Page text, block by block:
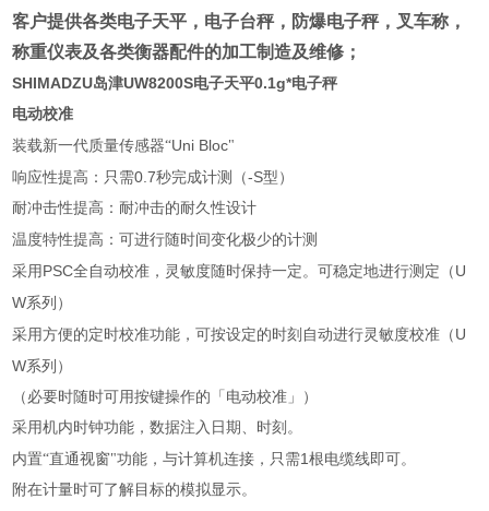
客户提供各类电子天平，电子台秤，防爆电子秤，叉车称，
称重仪表及各类衡器配件的加工制造及维修；
SHIMADZU岛津UW8200S电子天平0.1g*电子秤
电动校准
装载新一代质量传感器“Uni Bloc"
响应性提高：只需0.7秒完成计测（-S型）
耐冲击性提高：耐冲击的耐久性设计
温度特性提高：可进行随时间变化极少的计测
采用 PSC全自动校准，灵敏度随时保持一定。可稳定地进行测定（ U
W系列）
采用方便的定时校准功能，可按设定的时刻自动进行灵敏度校准（ U
W系列）
（必要时随时可用按键操作的「电动校准」）
采用机内时钟功能，数据注入日期、时刻。
内置“直通视窗"功能，与计算机连接，只需1根电缆线即可。
附在计量时可了解目标的模拟显示。